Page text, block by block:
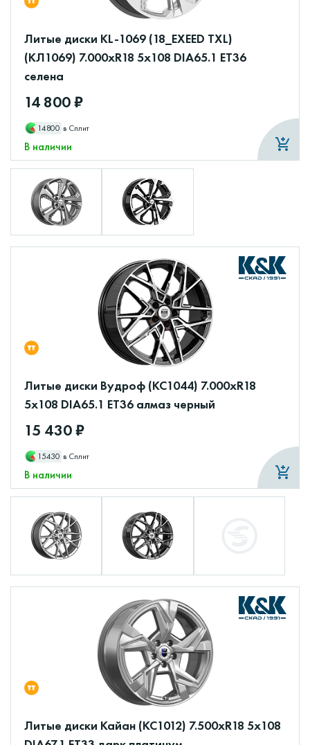
Литые диски KL-1069 (18_EXEED TXL)
(КЛ1069) 7.000xR18 5x108 DIA65.1 ET36
селена
14 800 ₽
14800 в Сплит
В наличии
Литые диски Вудроф (КС1044) 7.000xR18
5x108 DIA65.1 ET36 алмаз черный
15 430 ₽
15430 в Сплит
В наличии
Литые диски Кайан (КС1012) 7.500xR18 5x108